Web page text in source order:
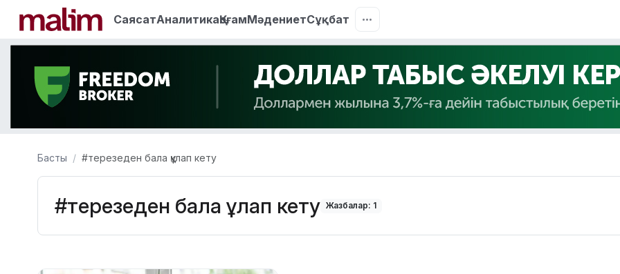
СаясатАналитикаҚоғамМәдениетСұқбат
Басты #терезеден бала құлап кету
#терезеден бала құлап кету Жазбалар: 1